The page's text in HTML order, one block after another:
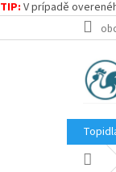
TIP: V prípadě
na